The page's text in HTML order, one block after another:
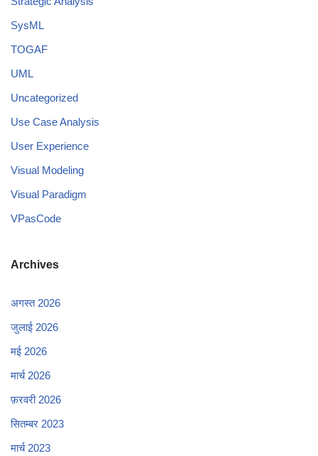
SysML
TOGAF
UML
Uncategorized
Use Case Analysis
User Experience
Visual Modeling
Visual Paradigm
VPasCode
Archives
अगस्त 2026
जुलाई 2026
मई 2026
मार्च 2026
फ़रवरी 2026
सितम्बर 2023
मार्च 2023